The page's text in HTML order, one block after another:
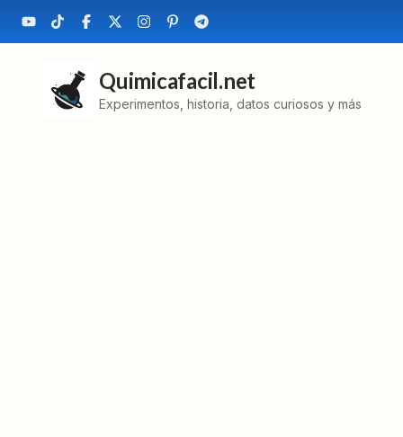
Quimicafacil.net
Experimentos, historia, datos curiosos y más